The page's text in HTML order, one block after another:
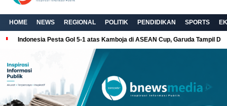
HOME NEWS REGIONAL POLITIK PENDIDIKAN SPORTS
Indonesia Pesta Gol 5-1 atas Kamboja di ASEAN Cup, Garuda Tampil
. Ukuran gambar 480px x 600px